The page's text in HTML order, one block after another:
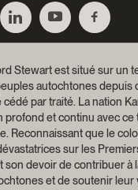
Stewart est situé sur un
autochtones depuis
cédé par traité. La nation
profond et continu avec ce
Reconnaissant que le
sur les
son devoir de contribuer à
et de soutenir leur